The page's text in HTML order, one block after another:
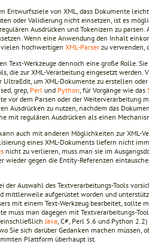
Entwurfsziele von XML, dass Dokumente
oder Validierung nicht einsetzen, ist es
Ausdrücken und Tokenizern zu
Wenn eine Anwendung den Inhalt
hochwertigen XML-Parser zu verwenden,
Text-Werkzeuge dennoch eine große Rolle.
die zur XML-Verarbeitung eingesetzt
UltraEdit, um XML-Dokumente zu erstellen oder
grep, Perl und Python , für Vorgänge wie das
vor dem Parsen oder der Weiterverarbeitung
Ausdrücken zu nutzen, nachdem das
mit regulären Ausdrücken als einen
auch mit anderen Möglichkeiten zur XML-
eines XML-Dokuments liefern nicht
nicht zu verlieren, muss man sie im
gegen die Entity-Referenzen
Auswahl des Textverarbeitungs-Tools
mittlerweile aufgerüstet worden und
mit einem Text-Werkzeug bearbeitet, sollte
muss man dagegen mit Textverarbeitungs-
Java , C#, Perl 5.6 und Python
Sie sich darüber Gedanken machen müssen,
Plattform überhaupt ist.